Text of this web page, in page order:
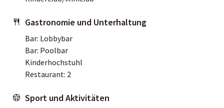
Gastronomie und Unterhaltung
Bar: Lobbybar
Bar: Poolbar
Kinderhochstuhl
Restaurant: 2
Sport und Aktivitäten